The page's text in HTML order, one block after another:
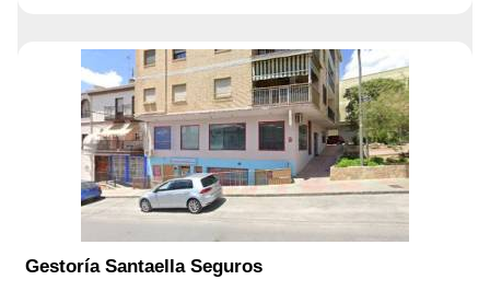
Gestoría Santaella Seguros